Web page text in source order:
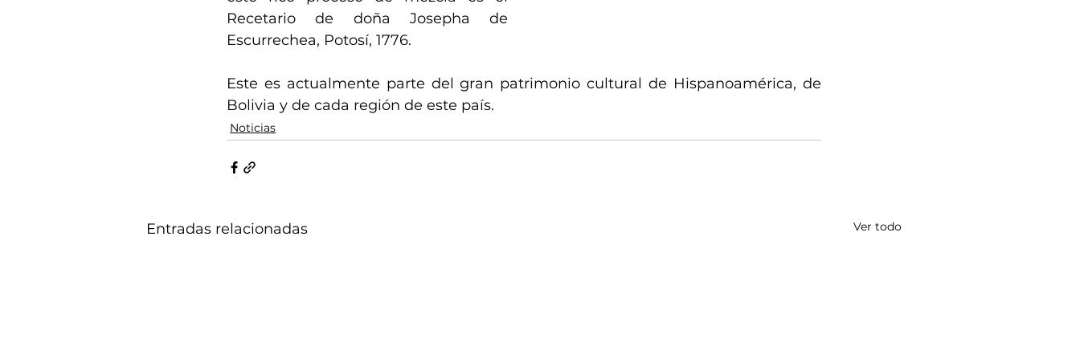
Recetario de doña Josepha de
Escurrechea, Potosí, 1776.
Este es actualmente parte del gran patrimonio cultural de Hispanoamérica, de
Bolivia y de cada región de este país.
Noticias
Entradas relacionadas Ver todo